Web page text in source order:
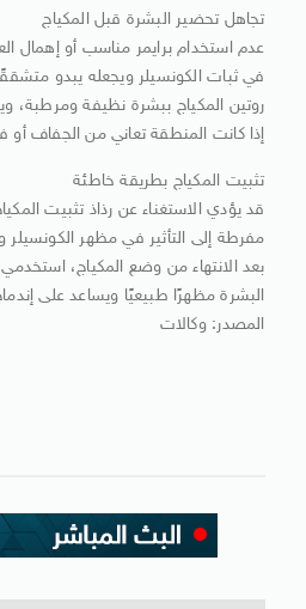
تجاهل تحضير البشرة قبل المكياج
عدم استخدام برايمر مناسب أو إهمال
في ثبات الكونسيلر ويجعله يبدو
روتين المكياج ببشرة نظيفة ومرطبة،
إذا كانت المنطقة تعاني من الجفاف أو
تثبيت المكياج بطريقة خاطئة
قد يؤدي الاستغناء عن رذاذ تثبيت
مفرطة إلى التأثير في مظهر الكونسيلر
بعد الانتهاء من وضع المكياج،
البشرة مظهرًا طبيعيًا ويساعد على
المصدر: وكالات